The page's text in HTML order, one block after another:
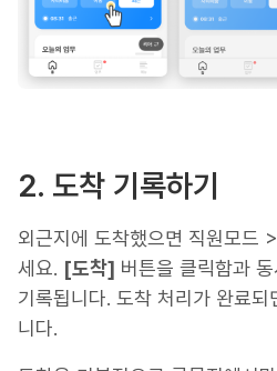
2. 도착 기록하기
외근지에 도착했으면 직원모드 >
세요. [도착] 버튼을 클릭함과
기록됩니다. 도착 처리가 완료
니다.